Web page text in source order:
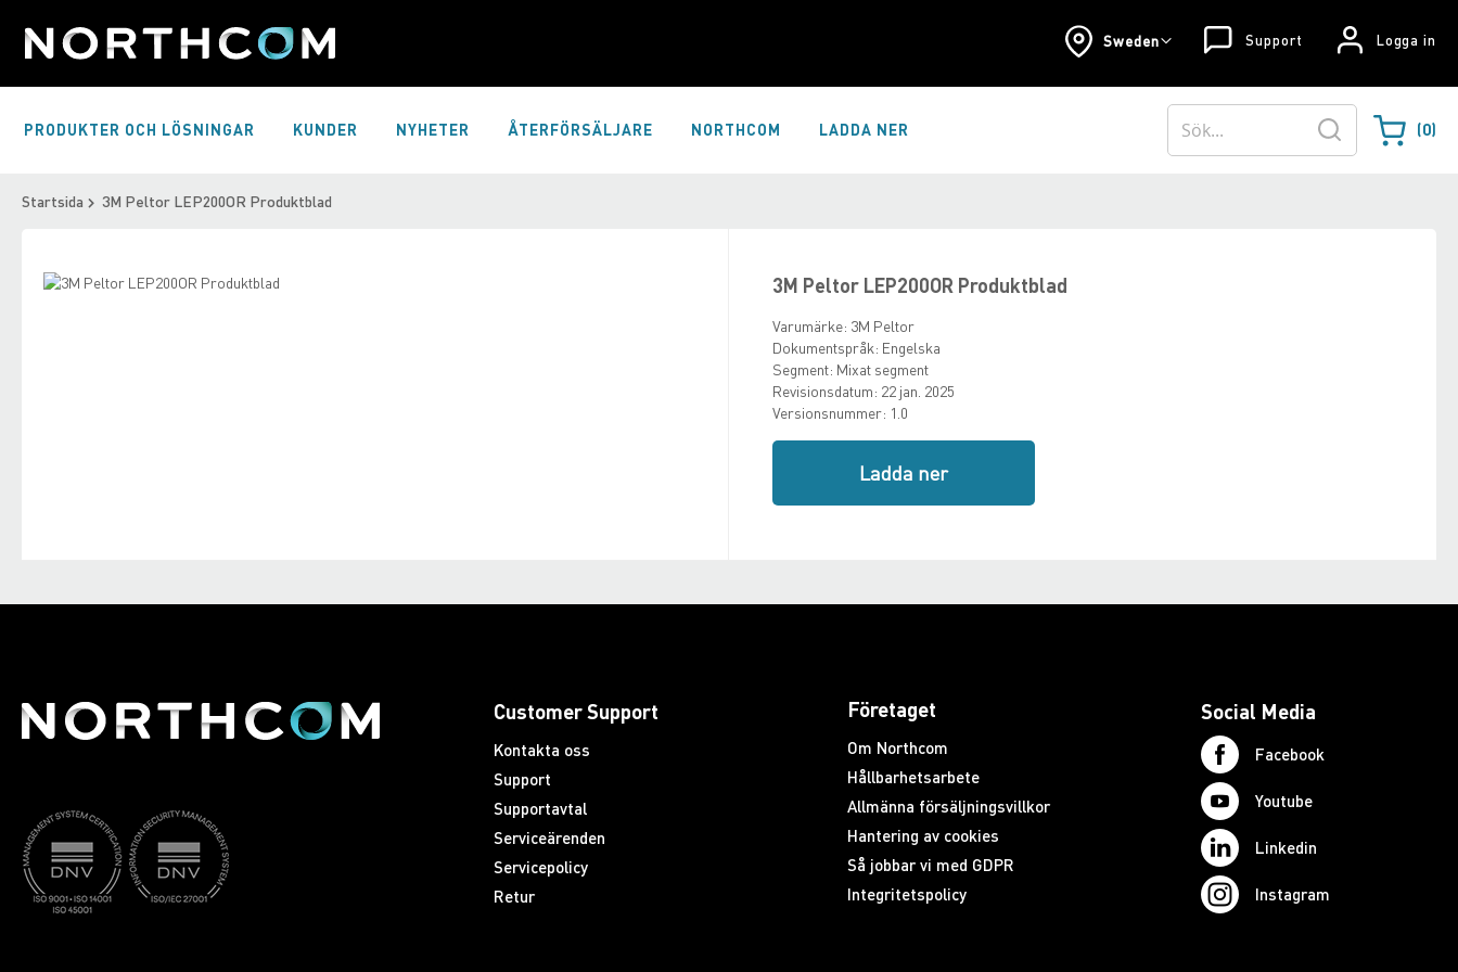
Logga in
Support
Skip
Sweden
PRODUKTER OCH LÖSNINGAR KUNDER NYHETER ÅTERFÖRSÄLJARE NORTHCOM LADDA NER Varukorgen
0
Sök
Startsida 3M Peltor LEP200OR Produktblad
3M Peltor LEP200OR Produktblad
Varumärke: 3M Peltor
Dokumentspråk: Engelska
Segment: Mixat segment
Revisionsdatum: 22 jan. 2025
Versionsnummer: 1.0
Ladda ner
Skip
Customer Support
Kontakta oss
Support
Supportavtal
Serviceärenden
Servicepolicy
Retur
Företaget
Om Northcom
Hållbarhetsarbete
Allmänna försäljningsvillkor
Hantering av cookies
Så jobbar vi med GDPR
Integritetspolicy
Social Media
Facebook
Youtube
Linkedin
Instagram